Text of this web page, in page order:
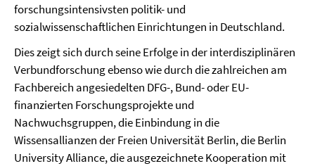
forschungsintensivsten politik- und
sozialwissenschaftlichen Einrichtungen in Deutschland.
Dies zeigt sich durch seine Erfolge in der interdisziplinären
Verbundforschung ebenso wie durch die zahlreichen am
Fachbereich angesiedelten DFG-, Bund- oder EU-
finanzierten Forschungsprojekte und
Nachwuchsgruppen, die Einbindung in die
Wissensallianzen der Freien Universität Berlin, die Berlin
University Alliance, die ausgezeichnete Kooperation mit